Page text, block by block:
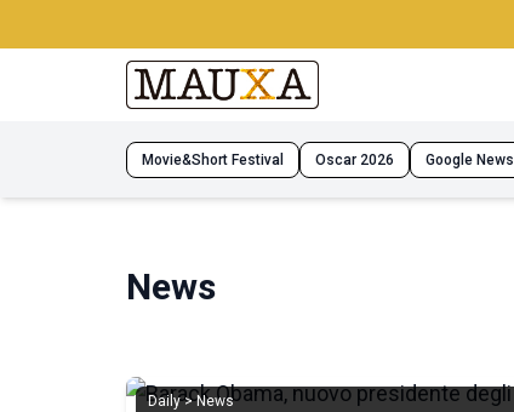
Movie&Short Festival Oscar 2026 Google News
News
Daily > News